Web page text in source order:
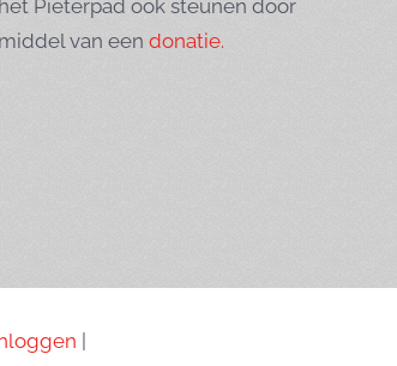
het Pieterpad ook steunen door
middel van een donatie.